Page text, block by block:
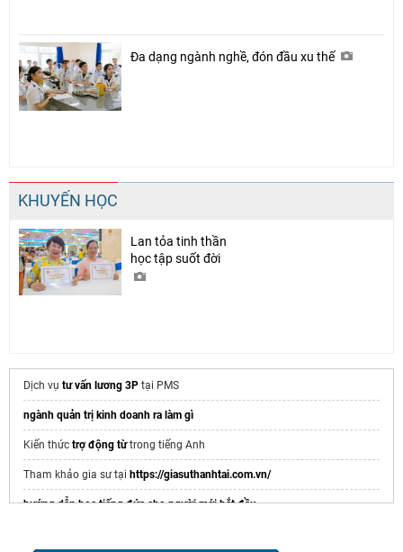
Đa dạng ngành nghề, đón đầu xu thế
KHUYẾN HỌC
Lan tỏa tinh thần
học tập suốt đời
Dịch vụ tư vấn lương 3P tại PMS
ngành quản trị kinh doanh ra làm gì
Kiến thức trợ động từtrong tiếng Anh
Tham khảo gia sư tại https://giasuthanhtai.com.vn/
hướng dẫn học tiếng đức cho người mới bắt đầu